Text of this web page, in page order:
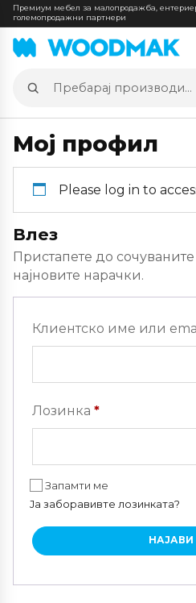
Премиум мебел за малопродажба,
големопродажни партнери
Пребарај
производи
Мој профил
Please log in to
Влез
Пристапете до
најновите нарачки.
Клиентско име или
Лозинка *Задолжително
Запамти ме
Ја заборавивте лозинката?
НАЈАВИ